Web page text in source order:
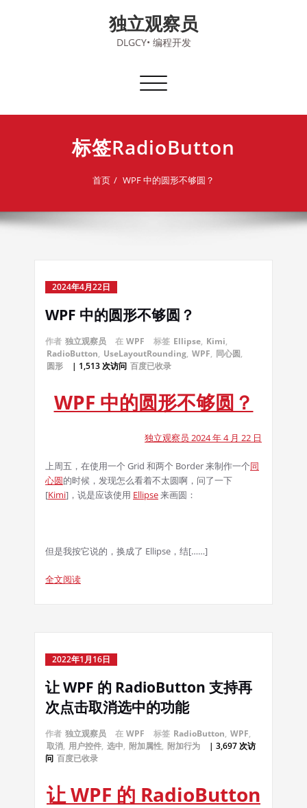
独立观察员
DLGCY• 编程开发
切
导
标签RadioButton
首页 WPF 中的圆形不够圆？
2024年4月22日
WPF 中的圆形不够圆？
作者 独立观察员 在 WPF 标签 Ellipse, Kimi,
RadioButton, UseLayoutRounding, WPF, 同心圆,
圆形
| 1,513 次访问 百度已收录
WPF 中的圆形不够圆？
独立观察员 2024 年 4 月 22 日
上周五，在使用一个 Grid 和两个 Border 来制作一个同
心圆的时候，发现怎么看着不太圆啊，问了一下
[Kimi]，说是应该使用 Ellipse来画圆：
但是我按它说的，换成了 Ellipse，结[……]
全文阅读
2022年1月16日
让 WPF 的 RadioButton 支持再
次点击取消选中的功能
作者 独立观察员 在 WPF 标签 RadioButton, WPF,
取消, 用户控件, 选中, 附加属性, 附加行为
| 3,697 次访
问 百度已收录
让 WPF 的 RadioButton